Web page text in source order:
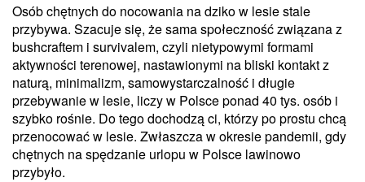
Osób chętnych do nocowania na dziko w lesie stale
przybywa. Szacuje się, że sama społeczność związana z
bushcraftem i survivalem, czyli nietypowymi formami
aktywności terenowej, nastawionymi na bliski kontakt z
naturą, minimalizm, samowystarczalność i długie
przebywanie w lesie, liczy w Polsce ponad 40 tys. osób i
szybko rośnie. Do tego dochodzą ci, którzy po prostu chcą
przenocować w lesie. Zwłaszcza w okresie pandemii, gdy
chętnych na spędzanie urlopu w Polsce lawinowo
przybyło.